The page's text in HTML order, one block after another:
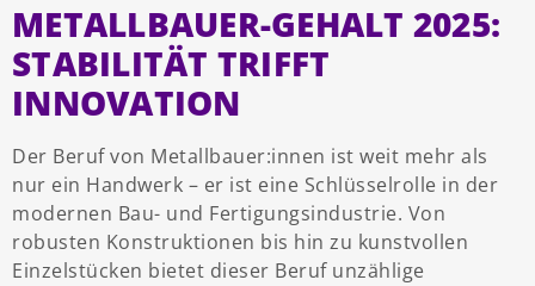
METALLBAUER-GEHALT 2025:
STABILITÄT TRIFFT
INNOVATION
Der Beruf von Metallbauer:innen ist weit mehr als
nur ein Handwerk – er ist eine Schlüsselrolle in der
modernen Bau- und Fertigungsindustrie. Von
robusten Konstruktionen bis hin zu kunstvollen
Einzelstücken bietet dieser Beruf unzählige